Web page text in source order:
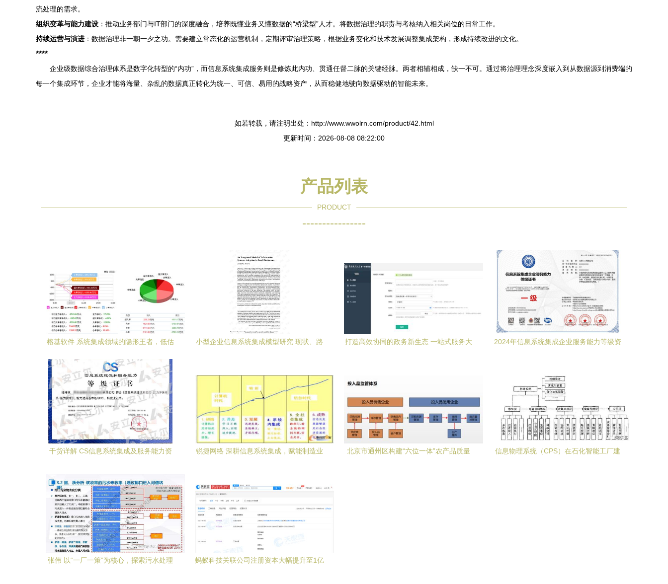
流处理的需求。
组织变革与能力建设 ：推动业务部门与IT部门的深度融合，培养既懂业务又懂数据的“桥梁型”人才。将数据治理的职责与考核纳入相关岗位的日常工作。
持续运营与演进 ：数据治理非一朝一夕之功。需要建立常态化的运营机制，定期评审治理策略，根据业务变化和技术发展调整集成架构，形成持续改进的文化。
****
企业级数据综合治理体系是数字化转型的“内功”，而信息系统集成服务则是修炼此内功、贯通任督二脉的关键经脉。两者相辅相成，缺一不可。通过将治理理念深度嵌入到从数据源到消费端的
每一个集成环节，企业才能将海量、杂乱的数据真正转化为统一、可信、易用的战略资产，从而稳健地驶向数据驱动的智能未来。
如若转载，请注明出处：http://www.wwolrn.com/product/42.html
更新时间：2026-08-08 08:22:00
产品列表
PRODUCT
----------------
榕基软件 系统集成领域的隐形王者，低估
小型企业信息系统集成模型研究 现状、路
打造高效协同的政务新生态 一站式服务大
2024年信息系统集成企业服务能力等级资
干货详解 CS信息系统集成及服务能力资
锐捷网络 深耕信息系统集成，赋能制造业
北京市通州区构建“六位一体”农产品质量
信息物理系统（CPS）在石化智能工厂建
张伟 以“一厂一策”为核心，探索污水处理
蚂蚁科技关联公司注册资本大幅提升至1亿